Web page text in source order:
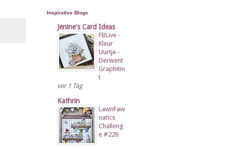
Inspirative Blogs
Jenine's Card Ideas
FBLive -
Kleur
Uurtje -
Derwent
Graphitin
t
vor 1 Tag
Kathrin
LawnFaw
natics
Challeng
e #226